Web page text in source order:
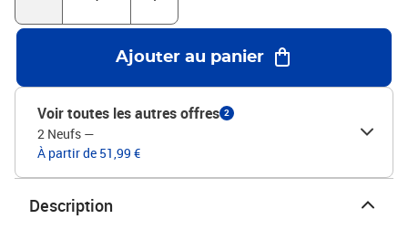
Nous vous conseillons de trouver et d'utiliser des vis et des
chevilles adaptées spécifiquement à vos murs. Si vous n'êtes pas
sûr, vous pouvez consulter un professionnel. Veuillez lire et suivre
chaque étape des instructions.Couleur : sonoma grisMatériau :
bois d'ingénierieDimensions : 45 x 45 x 147 cm (l x P x H)Capacité
de charge maximale (totale) : 60 kgAssemblage requis : oui
Ajouter au panier
Voir toutes les autres offres 2
2 Neufs —
À partir de 51,99 €
Description